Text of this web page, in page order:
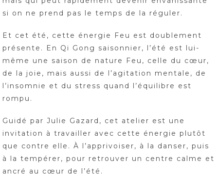
si on ne prend pas le temps de la réguler.
Et cet été, cette énergie Feu est doublement
présente. En Qi Gong saisonnier, l’été est lui-
même une saison de nature Feu, celle du cœur,
de la joie, mais aussi de l’agitation mentale, de
l’insomnie et du stress quand l’équilibre est
rompu.
Guidé par Julie Gazard, cet atelier est une
invitation à travailler avec cette énergie plutôt
que contre elle. À l’apprivoiser, à la danser, puis
à la tempérer, pour retrouver un centre calme et
ancré au cœur de l’été.